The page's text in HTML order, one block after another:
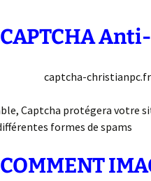
Captcha protégera votre
formes de spams
COMMENT